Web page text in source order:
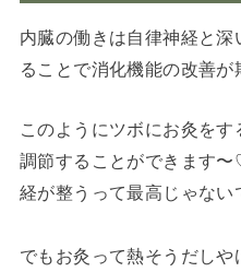
内臓の働きは自律神経と
ることで消化機能の改善が
このようにツボにお灸を
調節することができます
経が整うって最高じゃない
でもお灸って熱そうだし